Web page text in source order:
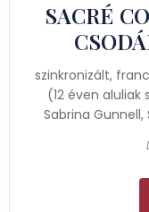
SACRÉ
szinkronizált,
(12 éven
Sabrina Gunnell,